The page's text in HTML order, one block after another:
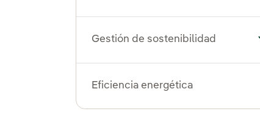
Gestión de sostenibilidad
Eficiencia energética